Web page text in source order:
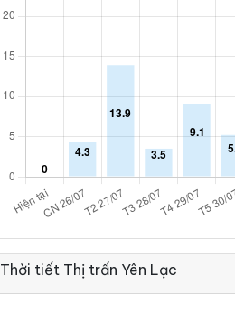
Thời tiết Thị trấn Yên Lạc